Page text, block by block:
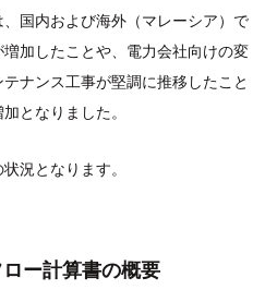
国内および海外（マレーシア）で
加したことや、電力会社向けの変
ナンス工事が堅調に推移したこと
となりました。
況となります。
ー計算書の概要